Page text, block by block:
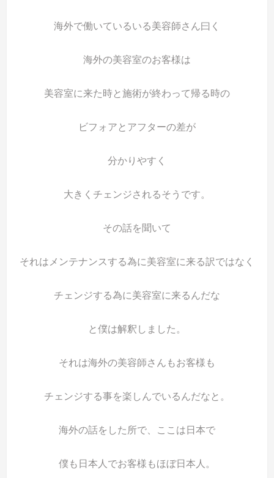
海外で働いているいる美容師さん曰く
海外の美容室のお客様は
美容室に来た時と施術が終わって帰る時の
ビフォアとアフターの差が
分かりやすく
大きくチェンジされるそうです。
その話を聞いて
それはメンテナンスする為に美容室に来る訳ではなく
チェンジする為に美容室に来るんだな
と僕は解釈しました。
それは海外の美容師さんもお客様も
チェンジする事を楽しんでいるんだなと。
海外の話をした所で、ここは日本で
僕も日本人でお客様もほぼ日本人。